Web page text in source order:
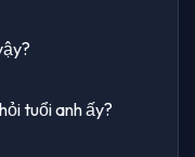
tuổi anh ấy?